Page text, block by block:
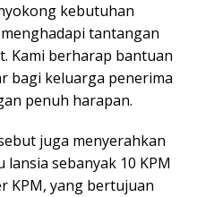
kebutuhan
tantangan
Kami berharap bantuan
bagi keluarga penerima
penuh harapan.
juga menyerahkan
sebanyak 10 KPM
KPM, yang bertujuan